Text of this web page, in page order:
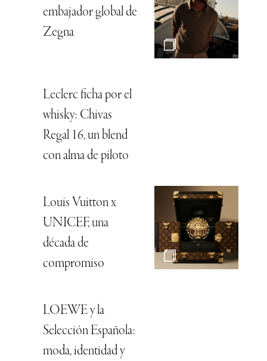
embajador global de
Zegna
Leclerc ficha por el
whisky: Chivas
Regal 16, un blend
con alma de piloto
Louis Vuitton x
UNICEF, una
década de
compromiso
LOEWE y la
Selección Española:
moda, identidad y